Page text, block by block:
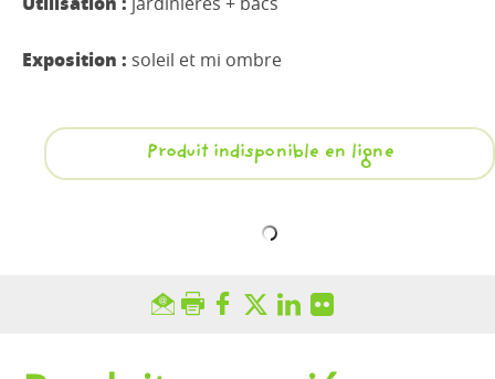
Exposition : soleil et mi ombre
Produit indisponible en ligne